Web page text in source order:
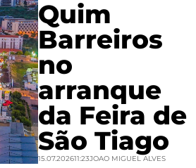
Quim
Barreiros
no
arranque
da Feira de
São Tiago
15.07.202611:23JOAO MIGUEL ALVES